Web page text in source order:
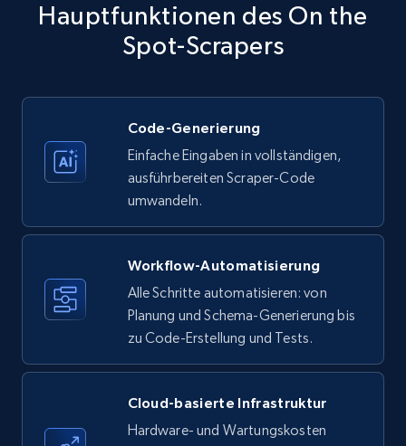
price, Currency, Availability, Reviews count, and
Amazon products - Collects products by
specific keywords
Title, Seller name, Brand, Description, Initial
35.3K+ 5.7K+ Gratis testen
Amazon products - find products by using
upc numbers
Hauptfunktionen des On the
Spot-Scrapers
Code-Generierung
Einfache Eingaben in vollständigen,
ausführbereiten Scraper-Code
umwandeln.
Workflow-Automatisierung
Alle Schritte automatisieren: von
Planung und Schema-Generierung bis
zu Code-Erstellung und Tests.
Cloud-basierte Infrastruktur
Hardware- und Wartungskosten